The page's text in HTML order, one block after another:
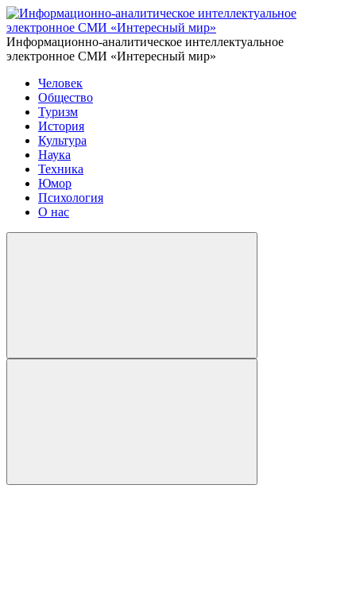
Информационно-аналитическое интеллектуальное
электронное СМИ «Интересный мир»
Человек
Общество
Туризм
История
Культура
Наука
Техника
Юмор
Психология
О нас